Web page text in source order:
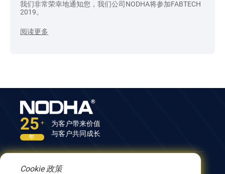
我们非常荣幸地通知您，我们公司NODHA将参加FABTECH
2019。
阅读更多
25 +
年
为客户带来价值
与客户共同成长
联系我们
Cookie 政策